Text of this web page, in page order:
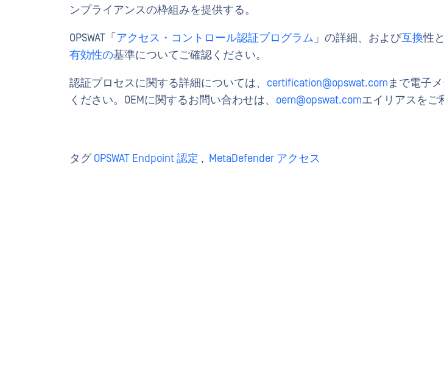
ンプライアンスの枠組みを提供する。
OPSWAT「 アクセス・コントロール認証プログラム 」の詳細、および互換性と
有効性の基準についてご確認ください。
認証プロセスに関する詳細については、 certification@opswat.comまで電子
ください。OEMに関するお問い合わせは、 oem@opswat.comエイリアスをご
タグOPSWAT Endpoint 認定 , MetaDefender アクセス